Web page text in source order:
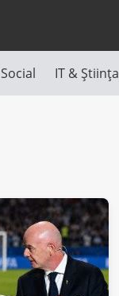
Social IT & Știința